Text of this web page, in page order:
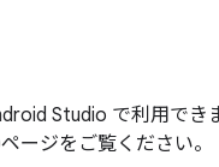
Studio で利用でき
ージをご覧ください。